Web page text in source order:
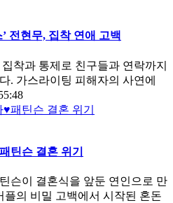
전현무, 집착 연애 고백
착과 통제로 친구들과 연락까지
. 가스라이팅 피해자의 사연에
틴슨 결혼 위기
슨이 결혼식을 앞둔 연인으로 만
플의 비밀 고백에서 시작된 혼돈